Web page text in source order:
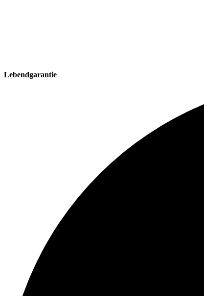
Lebendgarantie